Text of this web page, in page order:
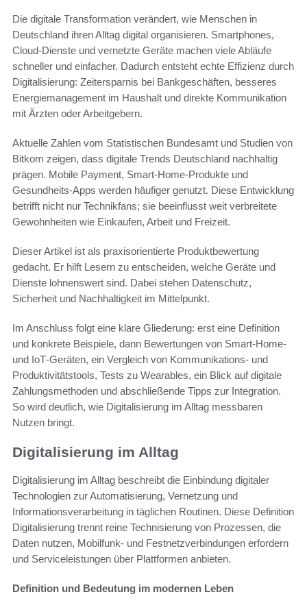
Die digitale Transformation verändert, wie Menschen in
Deutschland ihren Alltag digital organisieren. Smartphones,
Cloud-Dienste und vernetzte Geräte machen viele Abläufe
schneller und einfacher. Dadurch entsteht echte Effizienz durch
Digitalisierung: Zeitersparnis bei Bankgeschäften, besseres
Energiemanagement im Haushalt und direkte Kommunikation
mit Ärzten oder Arbeitgebern.
Aktuelle Zahlen vom Statistischen Bundesamt und Studien von
Bitkom zeigen, dass digitale Trends Deutschland nachhaltig
prägen. Mobile Payment, Smart‑Home‑Produkte und
Gesundheits‑Apps werden häufiger genutzt. Diese Entwicklung
betrifft nicht nur Technikfans; sie beeinflusst weit verbreitete
Gewohnheiten wie Einkaufen, Arbeit und Freizeit.
Dieser Artikel ist als praxisorientierte Produktbewertung
gedacht. Er hilft Lesern zu entscheiden, welche Geräte und
Dienste lohnenswert sind. Dabei stehen Datenschutz,
Sicherheit und Nachhaltigkeit im Mittelpunkt.
Im Anschluss folgt eine klare Gliederung: erst eine Definition
und konkrete Beispiele, dann Bewertungen von Smart‑Home‑
und IoT‑Geräten, ein Vergleich von Kommunikations- und
Produktivitätstools, Tests zu Wearables, ein Blick auf digitale
Zahlungsmethoden und abschließende Tipps zur Integration.
So wird deutlich, wie Digitalisierung im Alltag messbaren
Nutzen bringt.
Digitalisierung im Alltag
Digitalisierung im Alltag beschreibt die Einbindung digitaler
Technologien zur Automatisierung, Vernetzung und
Informationsverarbeitung in täglichen Routinen. Diese Definition
Digitalisierung trennt reine Technisierung von Prozessen, die
Daten nutzen, Mobilfunk- und Festnetzverbindungen erfordern
und Serviceleistungen über Plattformen anbieten.
Definition und Bedeutung im modernen Leben